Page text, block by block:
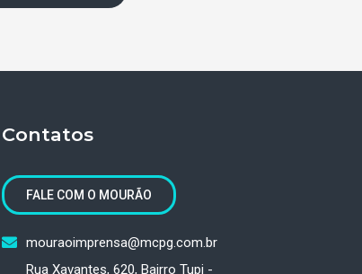
Contatos
FALE COM O MOURÃO
mouraoimprensa@mcpg.com.br
Rua Xavantes, 620, Bairro Tupi -